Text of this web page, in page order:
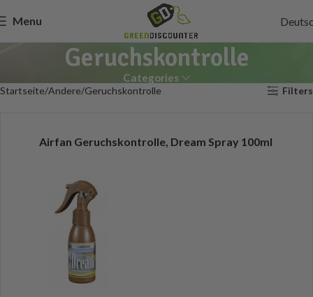
Menu
Geruchskontrolle
Categories
Startseite Andere Geruchskontrolle Filters
Airfan Geruchskontrolle, Dream Spray 100ml